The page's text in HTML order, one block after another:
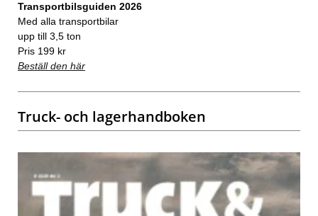
Transportbilsguiden 2026
Med alla transportbilar
upp till 3,5 ton
Pris 199 kr
Beställ den här
Truck- och lagerhandboken